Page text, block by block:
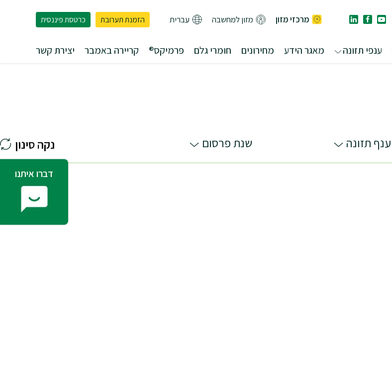
מרכזי מזון מזון למחשבה עברית הזמנת תערובת כרטסת פיננסית
ענפי תזונה מאגר הידע מחירונים חומרי גלם פרמיקס® קריירה באמבר יצירת קשר
דברו איתנו
ענף תזונה שנת פרסום